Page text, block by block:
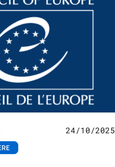
24/10/2025